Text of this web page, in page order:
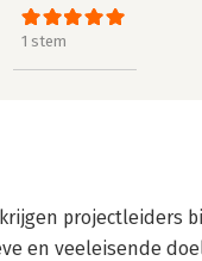
1 stem
projectleiders
en veeleisende